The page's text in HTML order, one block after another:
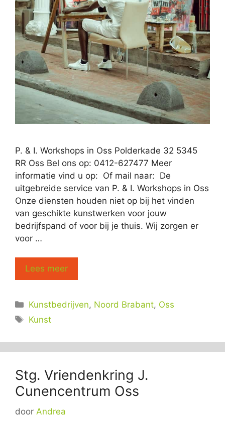
P. & I. Workshops in Oss Polderkade 32 5345
RR Oss Bel ons op: 0412-627477 Meer
informatie vind u op: Of mail naar: De
uitgebreide service van P. & I. Workshops in Oss
Onze diensten houden niet op bij het vinden
van geschikte kunstwerken voor jouw
bedrijfspand of voor bij je thuis. Wij zorgen er
voor …
Lees meer
Categorieën
Kunstbedrijven, Noord Brabant, Oss
Tags
Kunst
Stg. Vriendenkring J.
Cunencentrum Oss
door Andrea